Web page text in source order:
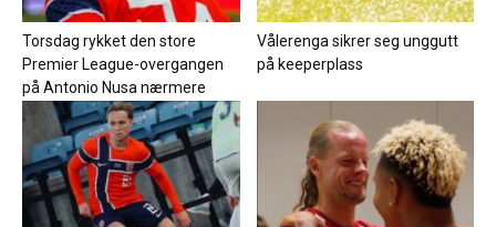
Torsdag rykket den store
Premier League-overgangen
på Antonio Nusa nærmere
Vålerenga sikrer seg unggutt
på keeperplass